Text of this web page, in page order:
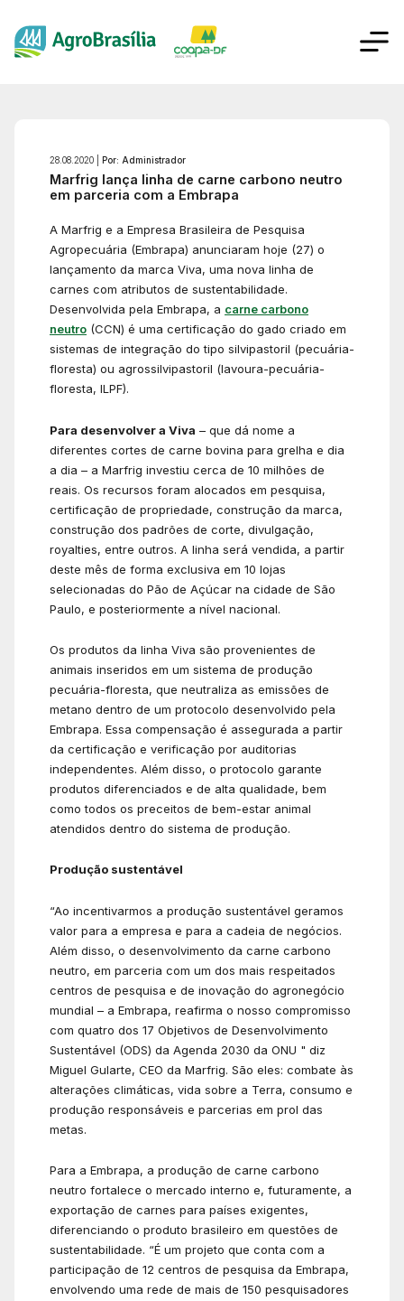
28.08.2020 | Por: Administrador
Marfrig lança linha de carne carbono neutro
em parceria com a Embrapa
A Marfrig e a Empresa Brasileira de Pesquisa
Agropecuária (Embrapa) anunciaram hoje (27) o
lançamento da marca Viva, uma nova linha de
carnes com atributos de sustentabilidade.
Desenvolvida pela Embrapa, a carne carbono
neutro (CCN) é uma certificação do gado criado em
sistemas de integração do tipo silvipastoril (pecuária-
floresta) ou agrossilvipastoril (lavoura-pecuária-
floresta, ILPF).
Para desenvolver a Viva – que dá nome a
diferentes cortes de carne bovina para grelha e dia
a dia – a Marfrig investiu cerca de 10 milhões de
reais. Os recursos foram alocados em pesquisa,
certificação de propriedade, construção da marca,
construção dos padrões de corte, divulgação,
royalties, entre outros. A linha será vendida, a partir
deste mês de forma exclusiva em 10 lojas
selecionadas do Pão de Açúcar na cidade de São
Paulo, e posteriormente a nível nacional.
Os produtos da linha Viva são provenientes de
animais inseridos em um sistema de produção
pecuária-floresta, que neutraliza as emissões de
metano dentro de um protocolo desenvolvido pela
Embrapa. Essa compensação é assegurada a partir
da certificação e verificação por auditorias
independentes. Além disso, o protocolo garante
produtos diferenciados e de alta qualidade, bem
como todos os preceitos de bem-estar animal
atendidos dentro do sistema de produção.
Produção sustentável
“Ao incentivarmos a produção sustentável geramos
valor para a empresa e para a cadeia de negócios.
Além disso, o desenvolvimento da carne carbono
neutro, em parceria com um dos mais respeitados
centros de pesquisa e de inovação do agronegócio
mundial – a Embrapa, reafirma o nosso compromisso
com quatro dos 17 Objetivos de Desenvolvimento
Sustentável (ODS) da Agenda 2030 da ONU " diz
Miguel Gularte, CEO da Marfrig. São eles: combate às
alterações climáticas, vida sobre a Terra, consumo e
produção responsáveis e parcerias em prol das
metas.
Para a Embrapa, a produção de carne carbono
neutro fortalece o mercado interno e, futuramente, a
exportação de carnes para países exigentes,
diferenciando o produto brasileiro em questões de
sustentabilidade. “É um projeto que conta com a
participação de 12 centros de pesquisa da Embrapa,
envolvendo uma rede de mais de 150 pesquisadores